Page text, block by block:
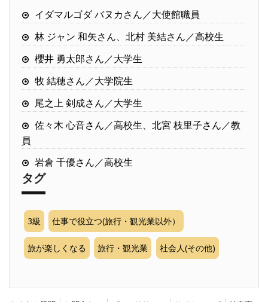
イダマルゴダ バヌカさん／大使館職員
林 ジャン 和矢さん、北村 美結さん／高校生
櫻井 勇太郎さん／大学生
牧 結穂さん／大学院生
尾之上 剣成さん／大学生
佐々木 心音さん／高校生、北宮 枝里子さん／教
員
岩倉 千優さん／高校生
タグ
3級 仕事で役立つ(旅行・観光業以外）
旅が楽しくなる 旅行・観光業 社会人(その他)